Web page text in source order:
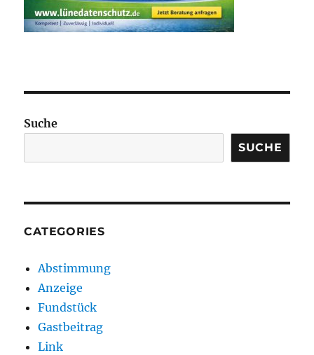
Suche
SUCHE
CATEGORIES
Abstimmung
Anzeige
Fundstück
Gastbeitrag
Link